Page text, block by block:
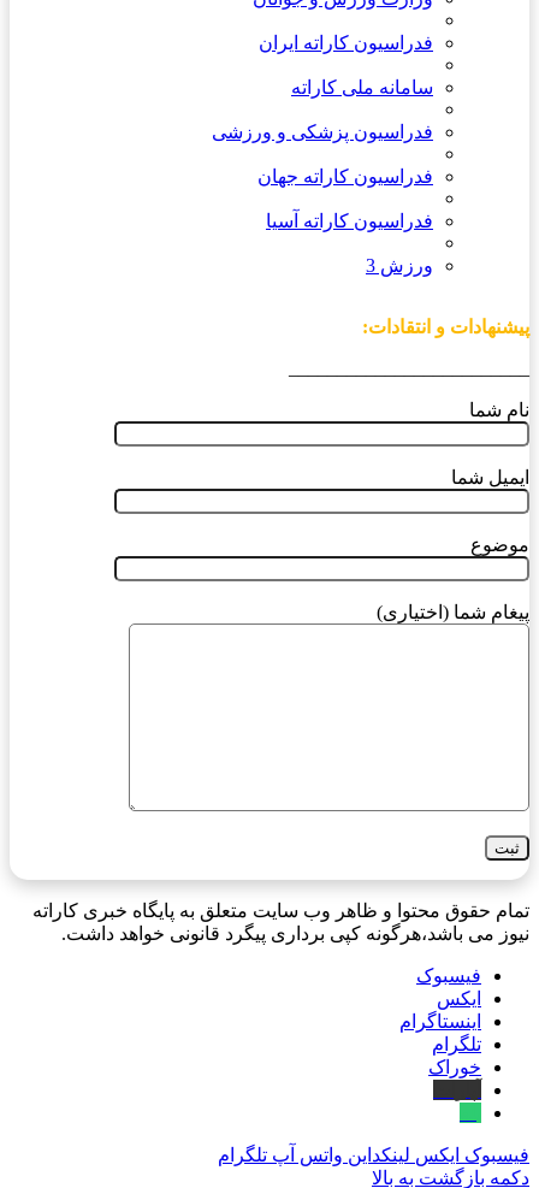
فدراسیون کاراته ایران
سامانه ملی کاراته
فدراسیون پزشکی و ورزشی
فدراسیون کاراته جهان
فدراسیون کاراته آسیا
ورزش 3
پیشنهادات و انتقادات:
نام شما
ایمیل شما
موضوع
پیغام شما (اختیاری)
تمام حقوق محتوا و ظاهر وب سایت متعلق به پایگاه خبری کاراته
نیوز می باشد،هرگونه کپی برداری پیگرد قانونی خواهد داشت.
فیسبوک
ایکس
اینستاگرام
تلگرام
خوراک
فیسبوک ایکس لینکداین واتس آپ تلگرام
دکمه بازگشت به بالا